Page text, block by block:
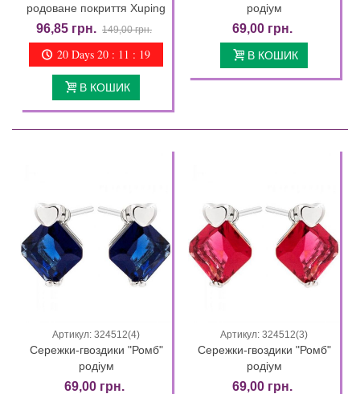
родоване покриття Xuping
96,85 грн. 149,00 грн.
20 Days 20 : 11 : 18
В КОШИК
родіум
69,00 грн.
В КОШИК
Артикул: 324512(4)
Сережки-гвоздики "Ромб"
родіум
69,00 грн.
Артикул: 324512(3)
Сережки-гвоздики "Ромб"
родіум
69,00 грн.